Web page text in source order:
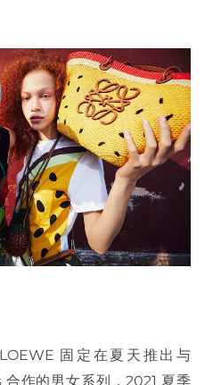
固定在夏天推出与
合作的男女系列，2021 夏季